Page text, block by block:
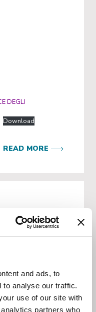
and ads, to
to analyse our traffic.
use of our site with
partners who
DEGLI
Download
READ MORE
strategic
Law